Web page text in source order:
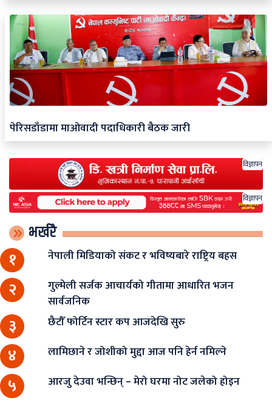
पेरिसडाँडामा माओवादी पदाधिकारी बैठक जारी
विज्ञापन
विज्ञापन
भर्खरै
१ नेपाली मिडियाको संकट र भविष्यबारे राष्ट्रिय बहस
२
गुल्मेली सर्जक आचार्यको गीतामा आधारित भजन
सार्वजनिक
३ छैटौँ फोर्टिन स्टार कप आजदेखि सुरु
४ लामिछाने र जोशीको मुद्दा आज पनि हेर्न नमिल्ने
५ आरजु देउवा भन्छिन् – मेरो घरमा नोट जलेको होइन